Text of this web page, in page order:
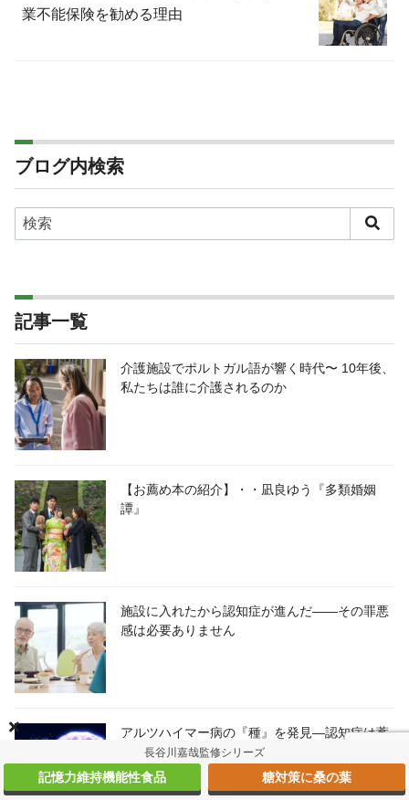
業不能保険を勧める理由
ブログ内検索
記事一覧
介護施設でポルトガル語が響く時代〜 10年後、
私たちは誰に介護されるのか
【お薦め本の紹介】・・凪良ゆう『多類婚姻
譚』
施設に入れたから認知症が進んだ――その罪悪
感は必要ありません
アルツハイマー病の『種』を発見―認知症は蓄
積する前に止められるのか
長谷川嘉哉監修シリーズ
記憶力維持機能性食品 糖対策に桑の葉